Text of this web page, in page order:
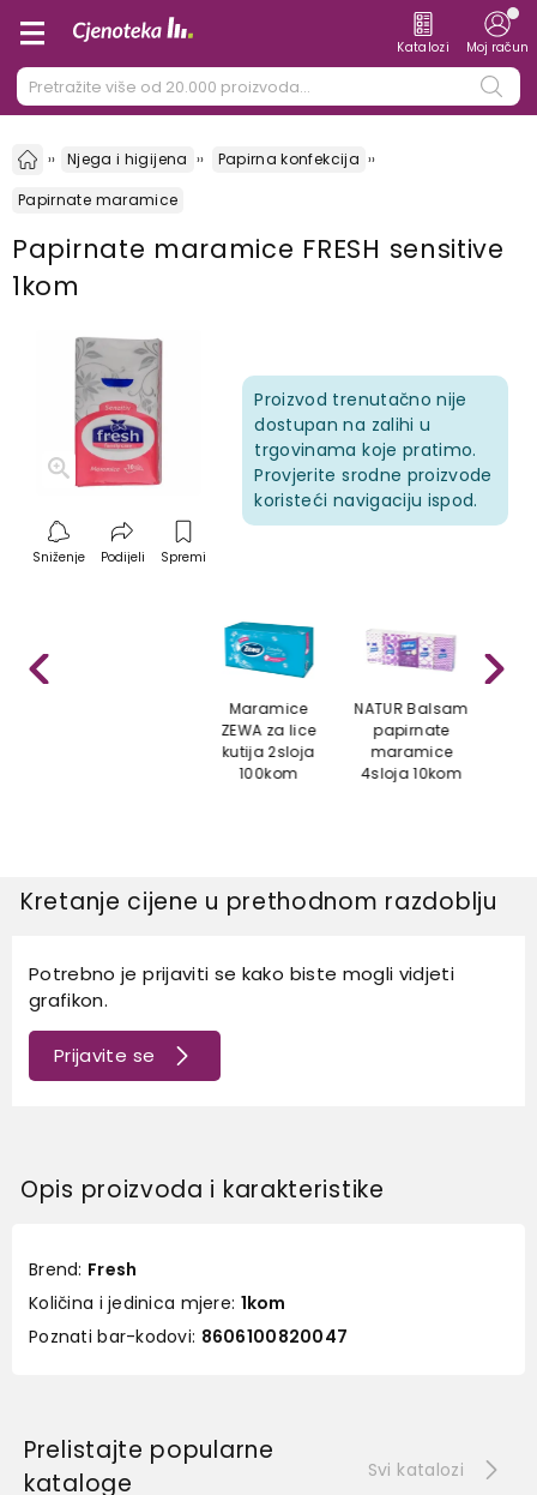
Katalozi Moj račun
Njega i higijena
Papirna konfekcija
Papirnate maramice
Papirnate maramice FRESH sensitive
1kom
Sniženje Podijeli Spremi
Proizvod trenutačno nije
dostupan na zalihi u
trgovinama koje pratimo.
Provjerite srodne proizvode
koristeći navigaciju ispod.
Maramice
ZEWA za lice
kutija 2sloja
100kom
NATUR Balsam
papirnate
maramice
4sloja 10kom
Kretanje cijene u prethodnom razdoblju
Potrebno je prijaviti se kako biste mogli vidjeti
grafikon.
Prijavite se
Opis proizvoda i karakteristike
Brend: Fresh
Količina i jedinica mjere: 1kom
Poznati bar-kodovi: 8606100820047
Prelistajte popularne
kataloge
Svi katalozi